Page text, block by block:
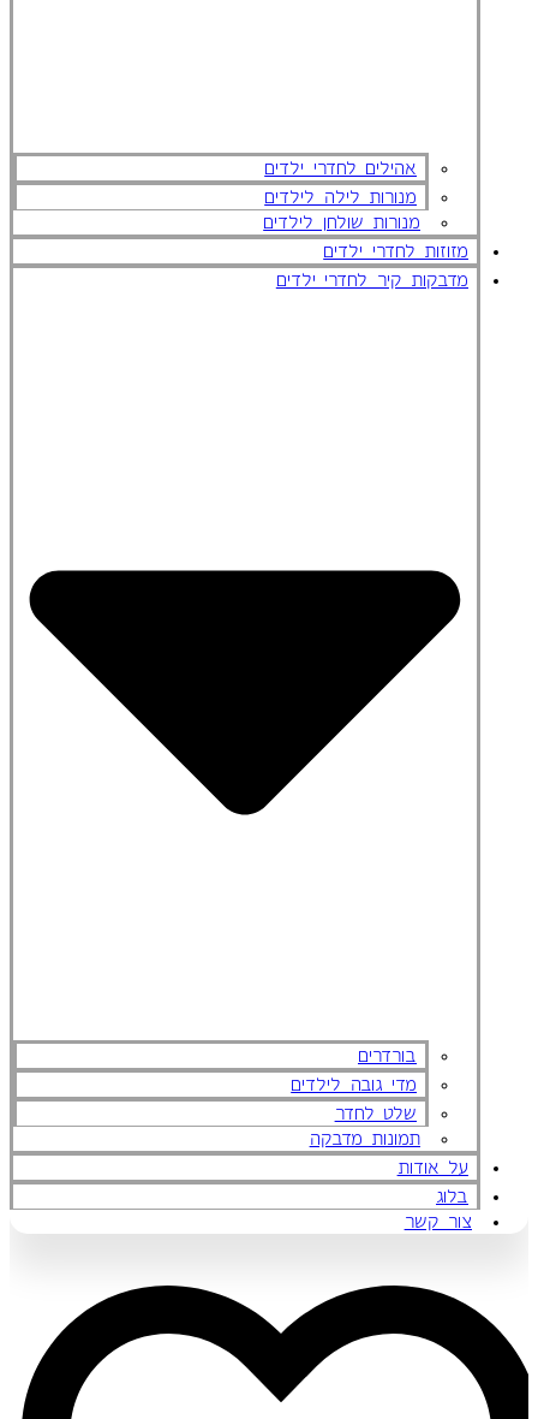
אהילים לחדרי ילדים
מנורות לילה לילדים
מנורות שולחן לילדים
מזוזות לחדרי ילדים
מדבקות קיר לחדרי ילדים
בורדרים
מדי גובה לילדים
שלט לחדר
תמונות מדבקה
על אודות
בלוג
צור קשר